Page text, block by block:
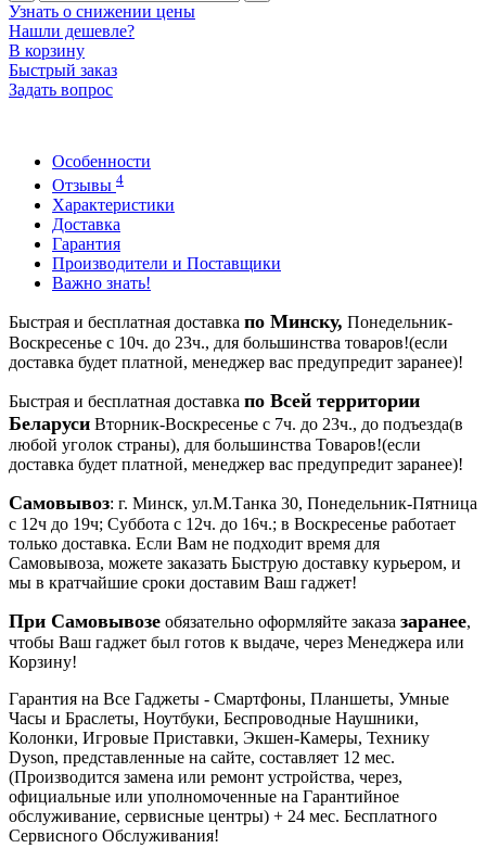
Узнать о снижении цены
Нашли дешевле?
В корзину
Быстрый заказ
Задать вопрос
Особенности
Отзывы 4
Характеристики
Доставка
Гарантия
Производители и Поставщики
Важно знать!
Быстрая и бесплатная доставка по Минску, Понедельник-
Воскресенье с 10ч. до 23ч., для большинства товаров!(если
доставка будет платной, менеджер вас предупредит заранее)!
Быстрая и бесплатная доставка по Всей территории
Беларуси Вторник-Воскресенье с 7ч. до 23ч., до подъезда(в
любой уголок страны), для большинства Товаров!(если
доставка будет платной, менеджер вас предупредит заранее)!
Самовывоз: г. Минск, ул.М.Танка 30, Понедельник-Пятница
с 12ч до 19ч; Cуббота с 12ч. до 16ч.; в Воскресенье работает
только доставка. Если Вам не подходит время для
Самовывоза, можете заказать Быструю доставку курьером, и
мы в кратчайшие сроки доставим Ваш гаджет!
При Самовывозе обязательно оформляйте заказа заранее,
чтобы Ваш гаджет был готов к выдаче, через Менеджера или
Корзину!
Гарантия на Все Гаджеты - Смартфоны, Планшеты, Умные
Часы и Браслеты, Ноутбуки, Беспроводные Наушники,
Колонки, Игровые Приставки, Экшен-Камеры, Технику
Dyson, представленные на сайте, составляет 12 мес.
(Производится замена или ремонт устройства, через,
официальные или уполномоченные на Гарантийное
обслуживание, сервисные центры) + 24 мес. Бесплатного
Сервисного Обслуживания!